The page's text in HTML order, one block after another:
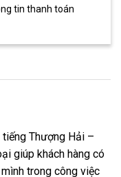
tin thanh toán
tiếng Thượng Hải –
giúp khách hàng có
trong công việc